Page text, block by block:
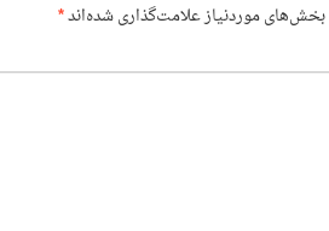
بخش‌های موردنیاز علامت‌گذاری شده‌اند*